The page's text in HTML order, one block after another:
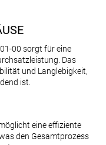
00 sorgt für eine
Das
und Langlebigkeit,
ist.
eine effiziente
den Gesamtprozess